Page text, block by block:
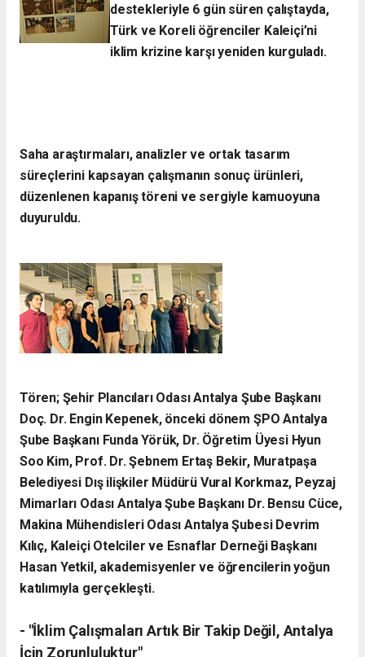
destekleriyle 6 gün süren çalıştayda,
Türk ve Koreli öğrenciler Kaleiçi’ni
iklim krizine karşı yeniden kurguladı.​
Saha araştırmaları, analizler ve ortak tasarım
süreçlerini kapsayan çalışmanın sonuç ürünleri,
düzenlenen kapanış töreni ve sergiyle kamuoyuna
duyuruldu.
Tören; Şehir Plancıları Odası Antalya Şube Başkanı
Doç. Dr. Engin Kepenek, önceki dönem ŞPO Antalya
Şube Başkanı Funda Yörük, Dr. Öğretim Üyesi Hyun
Soo Kim, Prof. Dr. Şebnem Ertaş Bekir, Muratpaşa
Belediyesi Dış ilişkiler Müdürü Vural Korkmaz, Peyzaj
Mimarları Odası Antalya Şube Başkanı Dr. Bensu Cüce,
Makina Mühendisleri Odası Antalya Şubesi Devrim
Kılıç, Kaleiçi Otelciler ve Esnaflar Derneği Başkanı
Hasan Yetkil, akademisyenler ve öğrencilerin yoğun
katılımıyla gerçekleşti.
- ​"İklim Çalışmaları Artık Bir Takip Değil, Antalya
İçin Zorunluluktur"